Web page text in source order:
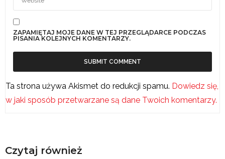
ZAPAMIĘTAJ MOJE DANE W TEJ PRZEGLĄDARCE PODCZAS
PISANIA KOLEJNYCH KOMENTARZY.
Ta strona używa Akismet do redukcji spamu. Dowiedz się,
w jaki sposób przetwarzane są dane Twoich komentarzy.
Czytaj również